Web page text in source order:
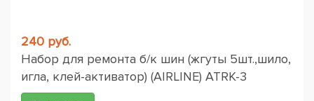
240 руб.
Набор для ремонта б/к шин (жгуты 5шт.,шило,
игла, клей-активатор) (AIRLINE) ATRK-3